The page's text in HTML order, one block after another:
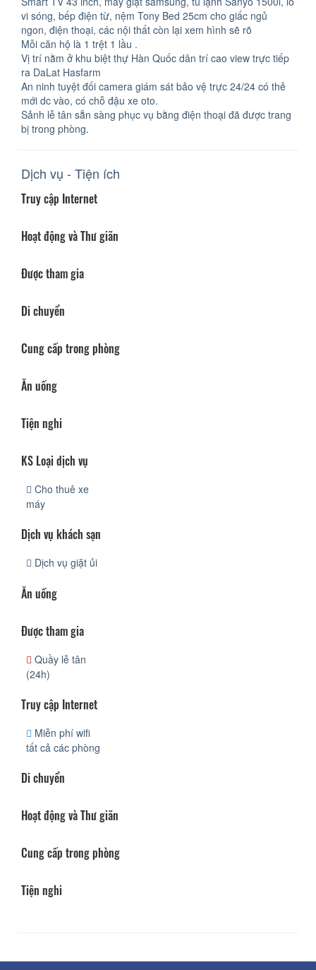
vi sóng, bếp điện từ, nệm Tony Bed 25cm cho giấc ngủ
ngon, điện thoại, các nội thất còn lại xem hình sẽ rõ
Mỗi căn hộ là 1 trệt 1 lầu .
Vị trí nằm ở khu biệt thự Hàn Quốc dân trí cao view trực tiếp
ra DaLat Hasfarm
An ninh tuyệt đối camera giám sát bảo vệ trực 24/24 có thẻ
mới dc vào, có chỗ đậu xe oto.
Sảnh lễ tân sẵn sàng phục vụ bằng điện thoại đã được trang
bị trong phòng.
Dịch vụ - Tiện ích
Truy cập Internet
Hoạt động và Thư giãn
Được tham gia
Di chuyển
Cung cấp trong phòng
Ăn uống
Tiện nghi
KS Loại dịch vụ
Cho thuê xe
máy
Dịch vụ khách sạn
Dịch vụ giặt ủi
Ăn uống
Được tham gia
Quầy lễ tân
(24h)
Truy cập Internet
Miễn phí wifi
tất cả các phòng
Di chuyển
Hoạt động và Thư giãn
Cung cấp trong phòng
Tiện nghi